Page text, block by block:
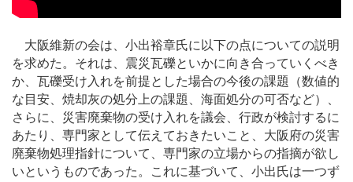
大阪維新の会は、小出裕章氏に以下の点についての説明
を求めた。それは、震災瓦礫といかに向き合っていくべき
か、瓦礫受け入れを前提とした場合の今後の課題（数値的
な目安、焼却灰の処分上の課題、海面処分の可否など）、
さらに、災害廃棄物の受け入れを議会、行政が検討するに
あたり、専門家として伝えておきたいこと、大阪府の災害
廃棄物処理指針について、専門家の立場からの指摘が欲し
いというものであった。これに基づいて、小出氏は一つず